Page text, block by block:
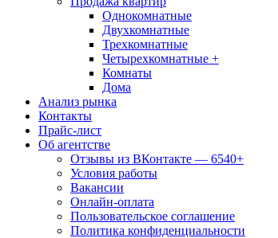
Однокомнатные
Двухкомнатные
Трехкомнатные
Четырехкомнатные +
Комнаты
Дома
Анализ рынка
Контакты
Прайс-лист
Об агентстве
Отзывы из ВКонтакте — 6540+
Условия работы
Вакансии
Онлайн-оплата
Пользовательское соглашение
Политика конфиденциальности